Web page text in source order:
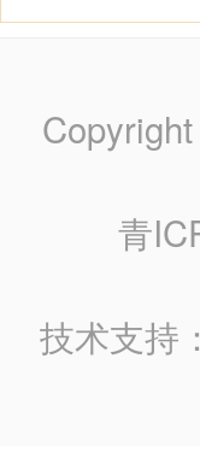
青
技术支持